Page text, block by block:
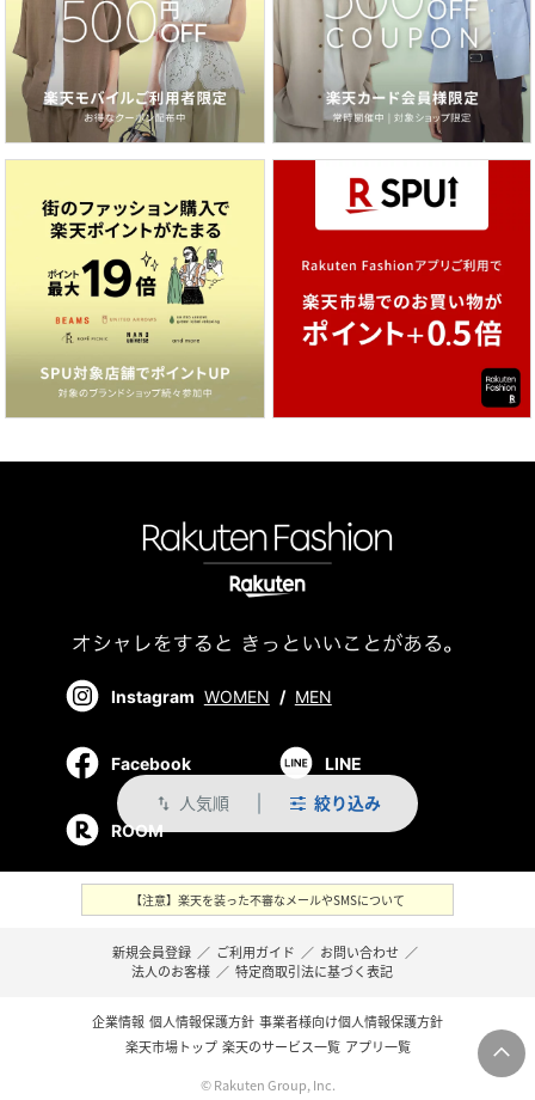
swap_vert 人気順 絞り込み
Instagram WOMEN / MEN
Facebook LINE
ROOM
【注意】楽天を装った不審なメールやSMSについて
新規会員登録 ／ ご利用ガイド ／ お問い合わせ ／
法人のお客様 ／ 特定商取引法に基づく表記
企業情報 個人情報保護方針 事業者様向け個人情報保護方針
楽天市場トップ 楽天のサービス一覧 アプリ一覧
© Rakuten Group, Inc.